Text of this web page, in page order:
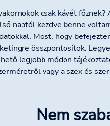
csak kávét
naptól kezdve benne
Most, hogy
összpontosítok.
legjobb módon
vagy a szex és
Nem